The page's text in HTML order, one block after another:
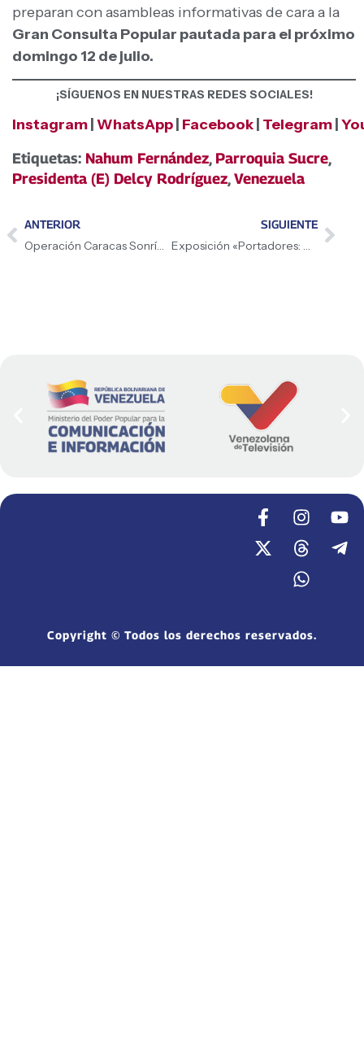
preparan con asambleas informativas de cara a la
Gran Consulta Popular pautada para el próximo
domingo 12 de julio.
¡SÍGUENOS EN NUESTRAS REDES SOCIALES!
Instagram WhatsApp Facebook Telegram
Etiquetas: Nahum Fernández, Parroquia Sucre,
Presidenta (E) Delcy Rodríguez,Venezuela
ANTERIOR
Operación Caracas Sonríe alcanzó el 94% de la meta comunal
SIGUIENTE
Exposición «Portadores: Memorias de un Pueblo» supera los 18 mil visitantes en Carabobo
Copyright © Todos los derechos reservados.